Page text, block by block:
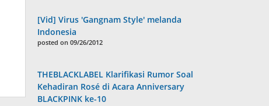
[Vid] Virus 'Gangnam Style' melanda
Indonesia
posted on 09/26/2012
THEBLACKLABEL Klarifikasi Rumor Soal
Kehadiran Rosé di Acara Anniversary
BLACKPINK ke-10